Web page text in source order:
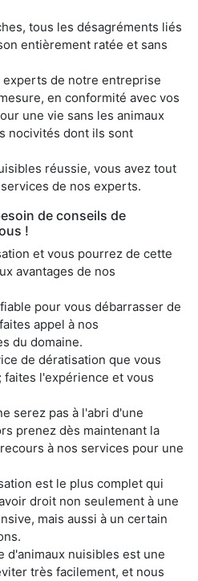
tous les désagréments liés
entièrement ratée et sans
experts de notre entreprise
en conformité avec vos
une vie sans les animaux
nocivités dont ils sont
réussie, vous avez tout
de nos experts.
de conseils de
!
et vous pourrez de cette
avantages de nos
pour vous débarrasser de
appel à nos
du domaine.
de dératisation que vous
l'expérience et vous
serez pas à l'abri d'une
prenez dès maintenant la
à nos services pour une
est le plus complet qui
droit non seulement à une
mais aussi à un certain
d'animaux nuisibles est une
très facilement, et nous